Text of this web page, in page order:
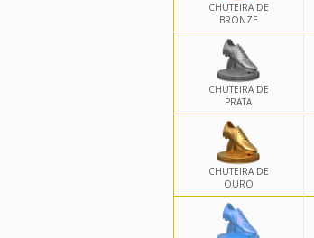
CHUTEIRA DE
BRONZE
CHUTEIRA DE
PRATA
CHUTEIRA DE
OURO